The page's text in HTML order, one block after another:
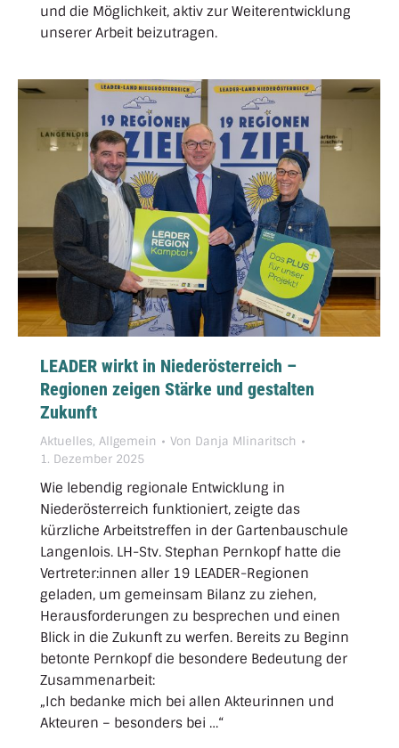
und die Möglichkeit, aktiv zur Weiterentwicklung
unserer Arbeit beizutragen.
LEADER wirkt in Niederösterreich –
Regionen zeigen Stärke und gestalten
Zukunft
Aktuelles, Allgemein Von Danja Mlinaritsch
1. Dezember 2025
Wie lebendig regionale Entwicklung in
Niederösterreich funktioniert, zeigte das
kürzliche Arbeitstreffen in der Gartenbauschule
Langenlois. LH-Stv. Stephan Pernkopf hatte die
Vertreter:innen aller 19 LEADER-Regionen
geladen, um gemeinsam Bilanz zu ziehen,
Herausforderungen zu besprechen und einen
Blick in die Zukunft zu werfen. Bereits zu Beginn
betonte Pernkopf die besondere Bedeutung der
Zusammenarbeit:
„Ich bedanke mich bei allen Akteurinnen und
Akteuren – besonders bei …“